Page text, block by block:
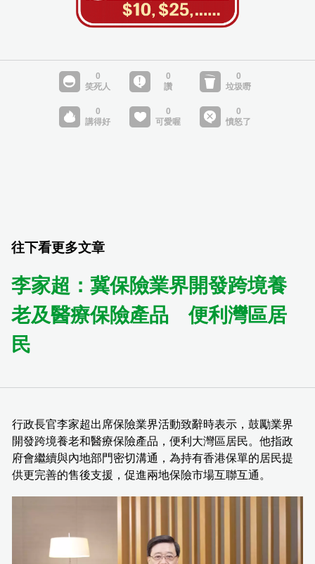
往下看更多文章
李家超：冀保險業界開發跨境養
老及醫療保險產品 便利灣區居
民
行政長官李家超出席保險業界活動致辭時表示，鼓勵業界
開發跨境養老和醫療保險產品，便利大灣區居民。他指政
府會繼續與內地部門密切溝通，為持有香港保單的居民提
供更完善的售後支援，促進兩地保險市場互聯互通。